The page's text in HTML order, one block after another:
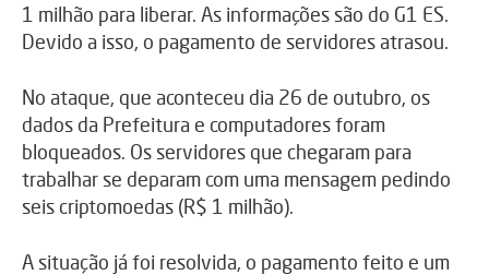
1 milhão para liberar. As informações são do G1 ES.
Devido a isso, o pagamento de servidores atrasou.
No ataque, que aconteceu dia 26 de outubro, os
dados da Prefeitura e computadores foram
bloqueados. Os servidores que chegaram para
trabalhar se deparam com uma mensagem pedindo
seis criptomoedas (R$ 1 milhão).
A situação já foi resolvida, o pagamento feito e um